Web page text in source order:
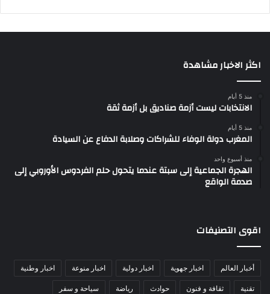
اكثر الاخبار مشاهدة
منذ 5 أيام
الانتخابات ليست أزمة صناديق بل أزمة ثقة
منذ 5 أيام
المغرب دولة الوفاء للشراكات وصلابة الدفاع عن السيادة
منذ أسبوع واحد
الهجرة الجماعية إلى سبتة عندما يتحول حلم الفردوس الأوروبي إلى
صدمة الواقع
اقوى التصنيفات
أخبار العالم اخبار جهوية اخبار دولية اخبار منوعة اخبار وطنية
تقنية ثقافة و فنون حوادث رياضة سياحة و سفر